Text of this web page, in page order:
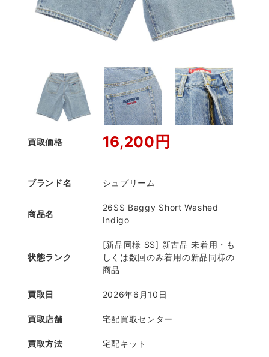
買取価格 16,200円
ブランド名 シュプリーム
商品名
26SS Baggy Short Washed
Indigo
状態ランク
[新品同様 SS] 新古品 未着用・も
しくは数回のみ着用の新品同様の
商品
買取日 2026年6月10日
買取店舗 宅配買取センター
買取方法 宅配キット